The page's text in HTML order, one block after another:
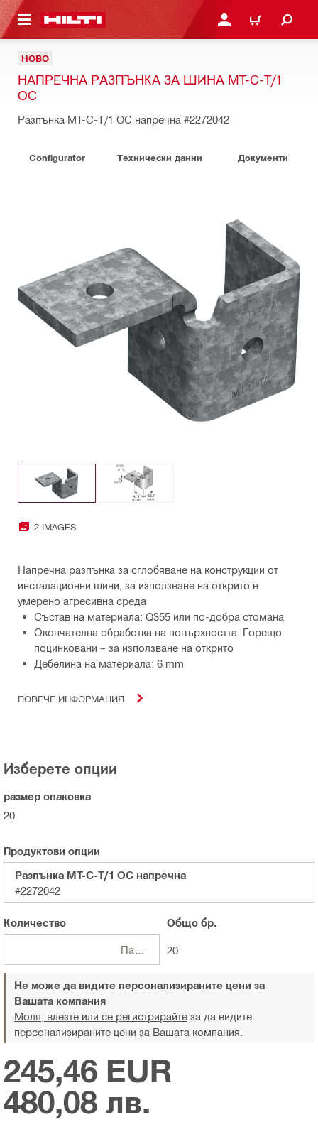
СЪДЪРЖАНИЕ ВЛЕЗ ИЛИ СЕ
КОЛИЧКА
НОВО
НАПРЕЧНА РАЗПЪНКА ЗА ШИНА MT-C-T/1
OC
Разпънка MT-C-T/1 OC напречна #2272042
Configurator Технически данни Документи
2 IMAGES
Напречна разпънка за сглобяване на конструкции от
инсталационни шини, за използване на открито в
умерено агресивна среда
Състав на материала: Q355 или по-добра стомана
Окончателна обработка на повърхността: Горещо
поцинковани – за използване на открито
Дебелина на материала: 6 mm
ПОВЕЧЕ ИНФОРМАЦИЯ
Изберете опции
размер опаковка
20
Продуктови опции
Разпънка MT-C-T/1 OC напречна
#2272042
Количество Общо бр.
20
Не може да видите персонализираните цени за
Вашата компания
Моля, влезте или се регистрирайте за да видите
персонализираните цени за Вашата компания.
245,46 EUR
480,08 лв.